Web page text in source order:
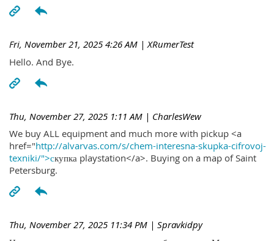
Fri, November 21, 2025 4:26 AM | XRumerTest
Hello. And Bye.
Thu, November 27, 2025 1:11 AM | CharlesWew
We buy ALL equipment and much more with pickup <a
href="http://alvarvas.com/s/chem-interesna-skupka-cifrovoj-
texniki/">скупка playstation</a>. Buying on a map of Saint
Petersburg.
Thu, November 27, 2025 11:34 PM | Spravkidpy